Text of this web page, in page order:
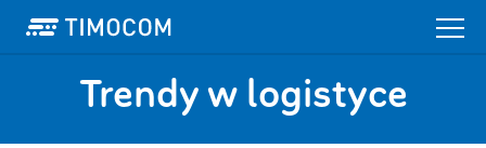
Trendy w logistyce